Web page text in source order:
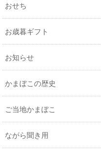
おせち
お歳暮ギフト
お知らせ
かまぼこの歴史
ご当地かまぼこ
ながら聞き用